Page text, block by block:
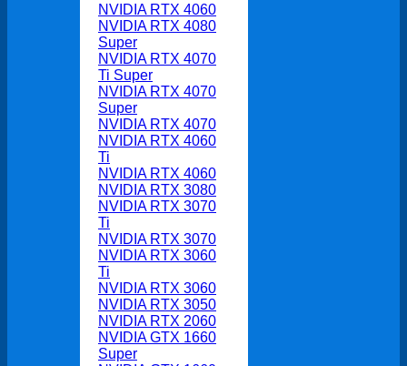
NVIDIA RTX 4060
NVIDIA RTX 4080
Super
NVIDIA RTX 4070
Ti Super
NVIDIA RTX 4070
Super
NVIDIA RTX 4070
NVIDIA RTX 4060
Ti
NVIDIA RTX 4060
NVIDIA RTX 3080
NVIDIA RTX 3070
Ti
NVIDIA RTX 3070
NVIDIA RTX 3060
Ti
NVIDIA RTX 3060
NVIDIA RTX 3050
NVIDIA RTX 2060
NVIDIA GTX 1660
Super